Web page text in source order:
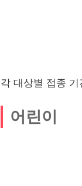
각 대상별 접종
어린이